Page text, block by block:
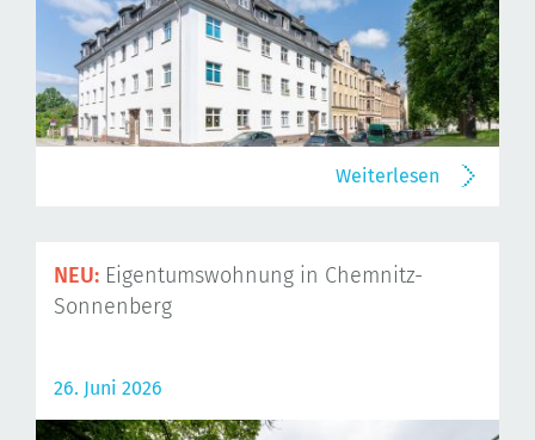
Weiterlesen
NEU: Eigentumswohnung in Chemnitz-
Sonnenberg
26. Juni 2026